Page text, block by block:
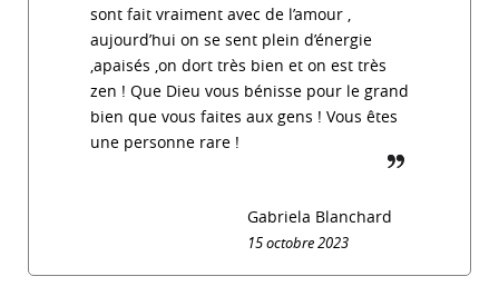
sont fait vraiment avec de l’amour ,
aujourd’hui on se sent plein d’énergie
,apaisés ,on dort très bien et on est très
zen ! Que Dieu vous bénisse pour le grand
bien que vous faites aux gens ! Vous êtes
une personne rare !
Gabriela Blanchard
15 octobre 2023